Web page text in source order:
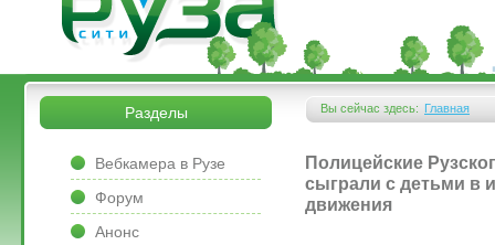
&bsps;
&bsps;
Вы сейчас здесь:
Вы здесь
Главная
Полицейские
сыграли с детьми в
движения
Разделы
Вебкамера в Рузе
Форум
Анонс